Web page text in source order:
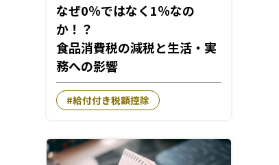
なぜ0％ではなく1％なの
か！？
食品消費税の減税と生活・実
務への影響
給付付き税額控除